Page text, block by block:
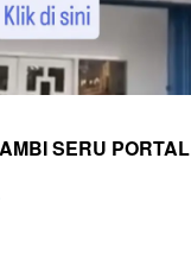
SERU PORTAL